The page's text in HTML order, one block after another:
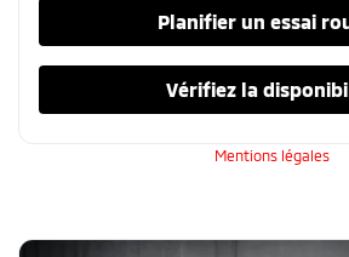
Planifier un essai
Vérifiez la
Mentions légales